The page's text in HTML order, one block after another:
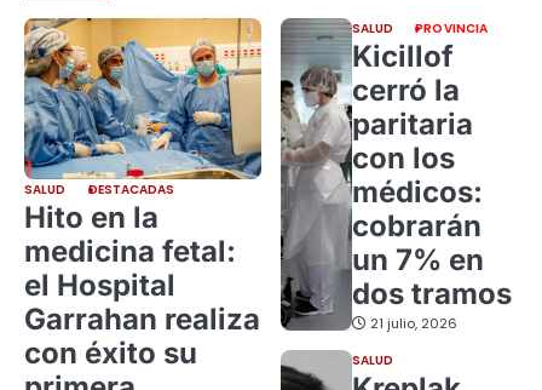
SALUD DESTACADAS
Hito en la
medicina fetal:
el Hospital
Garrahan realiza
con éxito su
SALUD PROVINCIA
Kicillof
cerró la
paritaria
con los
médicos:
cobrarán
un 7% en
dos tramos
21 julio, 2026
SALUD